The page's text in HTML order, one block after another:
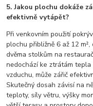
5. Jakou plochu dokáže
efektivně vytápět?
Při venkovním použití
plochu přibližně 6 až 12
dvěma stolkům na
nedochází ke ztrátám tepla
vzduchu, může zářič
Skutečný dosah závisí na
teploty, síly větru, výšky